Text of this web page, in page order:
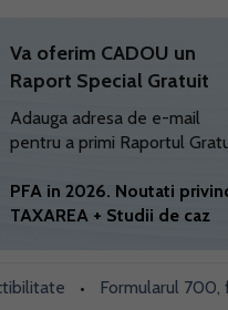
Va oferim CADOU un
Raport Special Gratuit
Adauga adresa de e-mail
pentru a primi Raportul
PFA in 2026. Noutati
TAXAREA + Studii de caz
• Formularul 700, folosit